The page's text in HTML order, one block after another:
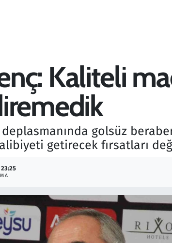
Kaliteli
golsüz
getirecek fırsatları